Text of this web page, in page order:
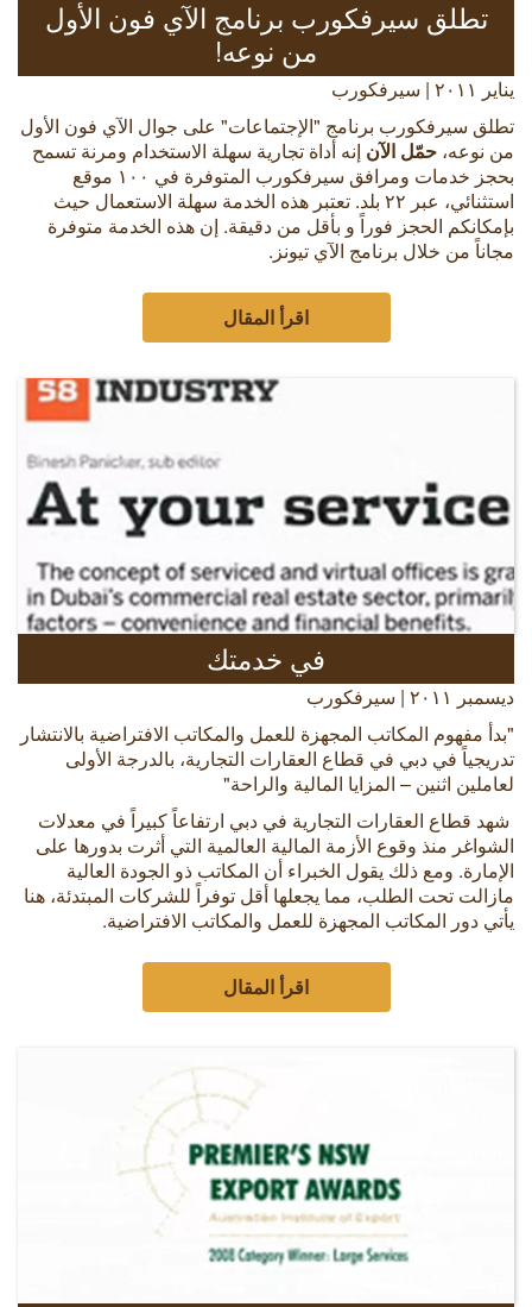
تطلق سيرفكورب برنامج الآي فون الأول
من نوعه!
يناير ٢٠١١ | سيرفكورب
تطلق سيرفكورب برنامج "الإجتماعات" على جوال الآي فون الأول
من نوعه، حمّل الآن إنه أداة تجارية سهلة الاستخدام ومرنة تسمح
بحجز خدمات ومرافق سيرفكورب المتوفرة في ١٠٠ موقع
استثنائي، عبر ٢٢ بلد. تعتبر هذه الخدمة سهلة الاستعمال حيث
بإمكانكم الحجز فوراً و بأقل من دقيقة. إن هذه الخدمة متوفرة
مجاناً من خلال برنامج الآي تيونز.
اقرأ المقال
في خدمتك
ديسمبر ٢٠١١ | سيرفكورب
"بدأ مفهوم المكاتب المجهزة للعمل والمكاتب الافتراضية بالانتشار
تدريجياً في دبي في قطاع العقارات التجارية، بالدرجة الأولى
لعاملين اثنين – المزايا المالية والراحة"
شهد قطاع العقارات التجارية في دبي ارتفاعاً كبيراً في معدلات
الشواغر منذ وقوع الأزمة المالية العالمية التي أثرت بدورها على
الإمارة. ومع ذلك يقول الخبراء أن المكاتب ذو الجودة العالية
مازالت تحت الطلب، مما يجعلها أقل توفراً للشركات المبتدئة، هنا
يأتي دور المكاتب المجهزة للعمل والمكاتب الافتراضية.
اقرأ المقال